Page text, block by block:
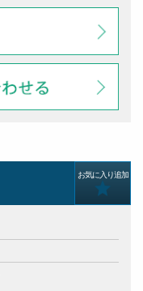
お気に入り追加